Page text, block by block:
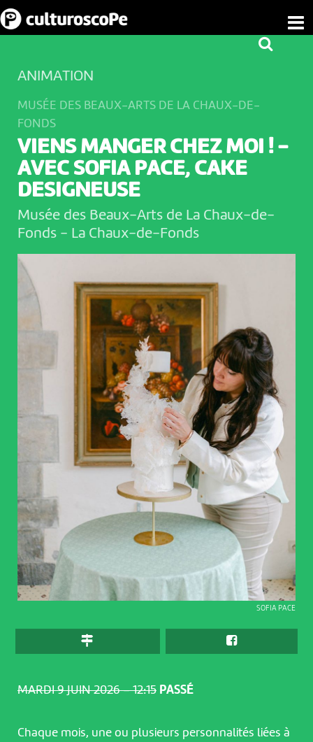
MARDI 9 JUIN 2026 – 12:15 PASSÉ
SOFIA PACE
ANIMATION
MUSÉE DES BEAUX-ARTS DE LA CHAUX-DE-
FONDS
VIENS MANGER CHEZ MOI ! -
AVEC SOFIA PACE, CAKE
DESIGNEUSE
Musée des Beaux-Arts de La Chaux-de-
Fonds - La Chaux-de-Fonds
Chaque mois, une ou plusieurs personnalités liées à